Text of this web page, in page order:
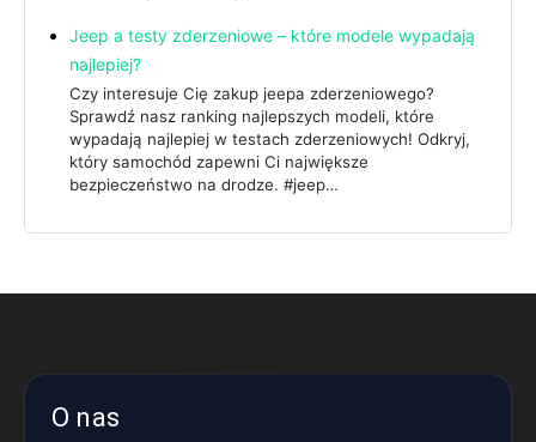
Jeep a testy zderzeniowe – które modele wypadają
najlepiej?
Czy interesuje Cię zakup jeepa zderzeniowego?
Sprawdź nasz ranking najlepszych modeli, które
wypadają najlepiej w testach zderzeniowych! Odkryj,
który samochód zapewni Ci największe
bezpieczeństwo na drodze. #jeep…
O nas